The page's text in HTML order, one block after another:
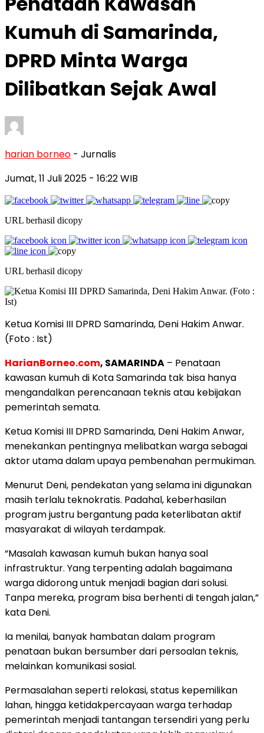
Kumuh di Samarinda,
DPRD Minta Warga
Dilibatkan Sejak Awal
harian borneo - Jurnalis
Jumat, 11 Juli 2025 - 16:22 WIB
URL berhasil dicopy
URL berhasil dicopy
Ketua Komisi III DPRD Samarinda, Deni Hakim Anwar.
(Foto : Ist)
HarianBorneo.com, SAMARINDA – Penataan
kawasan kumuh di Kota Samarinda tak bisa hanya
mengandalkan perencanaan teknis atau kebijakan
pemerintah semata.
Ketua Komisi III DPRD Samarinda, Deni Hakim Anwar,
menekankan pentingnya melibatkan warga sebagai
aktor utama dalam upaya pembenahan permukiman.
Menurut Deni, pendekatan yang selama ini digunakan
masih terlalu teknokratis. Padahal, keberhasilan
program justru bergantung pada keterlibatan aktif
masyarakat di wilayah terdampak.
“Masalah kawasan kumuh bukan hanya soal
infrastruktur. Yang terpenting adalah bagaimana
warga didorong untuk menjadi bagian dari solusi.
Tanpa mereka, program bisa berhenti di tengah jalan,”
kata Deni.
Ia menilai, banyak hambatan dalam program
penataan bukan bersumber dari persoalan teknis,
melainkan komunikasi sosial.
Permasalahan seperti relokasi, status kepemilikan
lahan, hingga ketidakpercayaan warga terhadap
pemerintah menjadi tantangan tersendiri yang perlu